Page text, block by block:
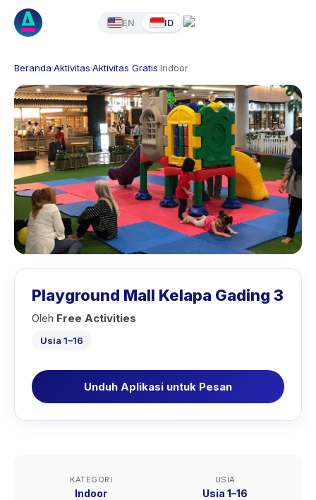
EN ID
Beranda·Aktivitas·Aktivitas Gratis·Indoor
Playground Mall Kelapa Gading 3
Oleh Free Activities
Usia 1–16
Unduh Aplikasi untuk Pesan
KATEGORI
Indoor
USIA
Usia 1–16